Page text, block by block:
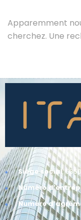
Apparemment
cherchez. Une
Siège social:
Numéro
Numéro